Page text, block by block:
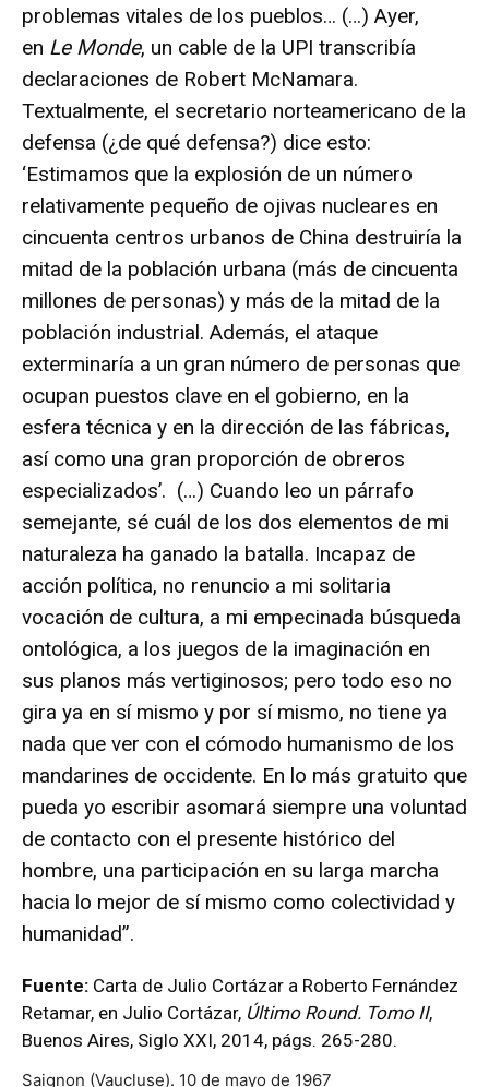
problemas vitales de los pueblos… (…) Ayer,
en Le Monde, un cable de la UPI transcribía
declaraciones de Robert McNamara.
Textualmente, el secretario norteamericano de la
defensa (¿de qué defensa?) dice esto:
‘Estimamos que la explosión de un número
relativamente pequeño de ojivas nucleares en
cincuenta centros urbanos de China destruiría la
mitad de la población urbana (más de cincuenta
millones de personas) y más de la mitad de la
población industrial. Además, el ataque
exterminaría a un gran número de personas que
ocupan puestos clave en el gobierno, en la
esfera técnica y en la dirección de las fábricas,
así como una gran proporción de obreros
especializados’. (…) Cuando leo un párrafo
semejante, sé cuál de los dos elementos de mi
naturaleza ha ganado la batalla. Incapaz de
acción política, no renuncio a mi solitaria
vocación de cultura, a mi empecinada búsqueda
ontológica, a los juegos de la imaginación en
sus planos más vertiginosos; pero todo eso no
gira ya en sí mismo y por sí mismo, no tiene ya
nada que ver con el cómodo humanismo de los
mandarines de occidente. En lo más gratuito que
pueda yo escribir asomará siempre una voluntad
de contacto con el presente histórico del
hombre, una participación en su larga marcha
hacia lo mejor de sí mismo como colectividad y
humanidad”.
Fuente: Carta de Julio Cortázar a Roberto Fernández
Retamar, en Julio Cortázar, Último Round. Tomo II,
Buenos Aires, Siglo XXI, 2014, págs. 265-280.
Saignon (Vaucluse). 10 de mayo de 1967